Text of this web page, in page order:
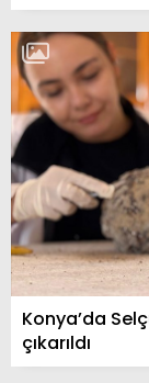
Konya’da
çıkarıldı